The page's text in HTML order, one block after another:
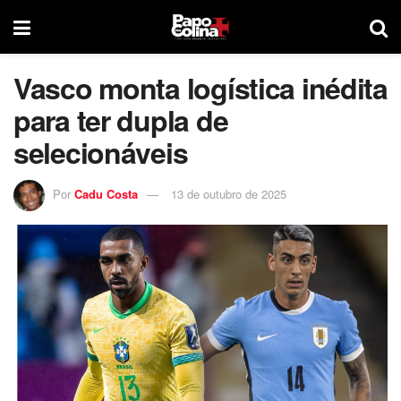
Vasco monta logística inédita
para ter dupla de
selecionáveis
Por Cadu Costa 13 de outubro de 2025